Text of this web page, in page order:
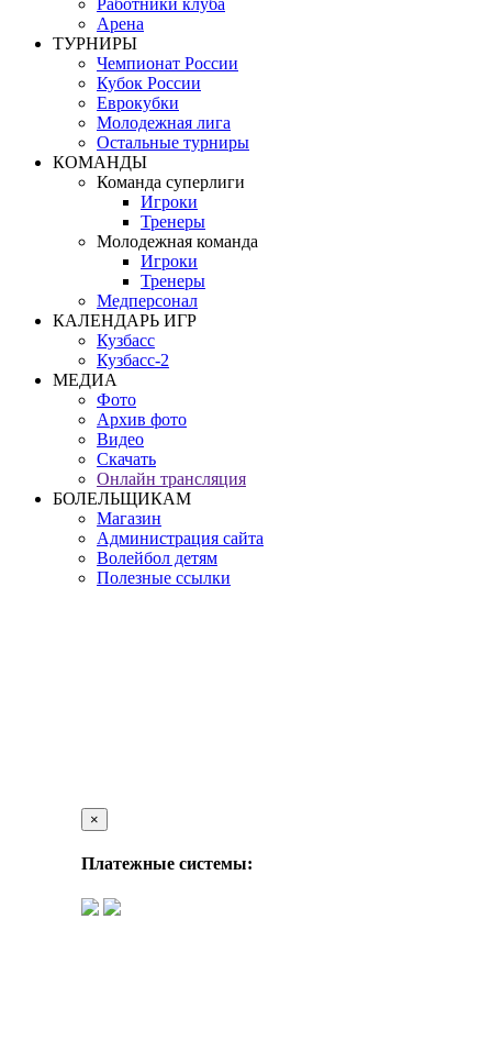
Работники клуба
Арена
ТУРНИРЫ
Чемпионат России
Кубок России
Еврокубки
Молодежная лига
Остальные турниры
КОМАНДЫ
Команда суперлиги
Игроки
Тренеры
Молодежная команда
Игроки
Тренеры
Медперсонал
КАЛЕНДАРЬ ИГР
Кузбасс
Кузбасс-2
МЕДИА
Фото
Архив фото
Видео
Скачать
Онлайн трансляция
БОЛЕЛЬЩИКАМ
Магазин
Администрация сайта
Волейбол детям
Полезные ссылки
×
Платежные системы: